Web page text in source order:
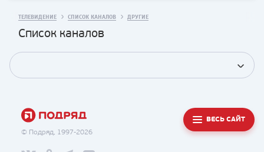
ТЕЛЕВИДЕНИЕ СПИСОК КАНАЛОВ ДРУГИЕ
Список каналов
© Подряд, 1997-2026
ВЕСЬ САЙТ